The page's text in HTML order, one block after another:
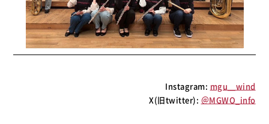
Instagram: mgu＿wind
X(旧twitter): ＠MGWO_info